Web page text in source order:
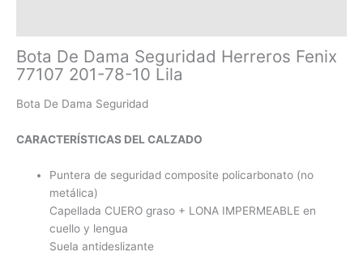
Bota De Dama Seguridad Herreros Fenix
77107 201-78-10 Lila
Bota De Dama Seguridad
CARACTERÍSTICAS DEL CALZADO
Puntera de seguridad composite policarbonato (no
metálica)
Capellada CUERO graso + LONA IMPERMEABLE en
cuello y lengua
Suela antideslizante